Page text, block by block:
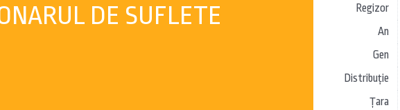
DE SUFLETE Regizor
An
Gen
Distribuție
Țara